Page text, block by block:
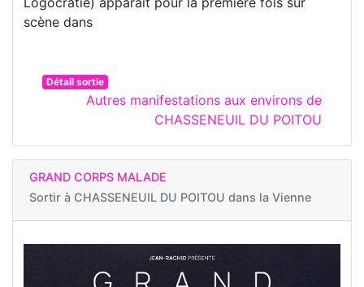
scène dans
Détail sortie
Autres manifestations aux environs de
CHASSENEUIL DU POITOU
GRAND CORPS MALADE
Sortir à CHASSENEUIL DU POITOU dans la Vienne